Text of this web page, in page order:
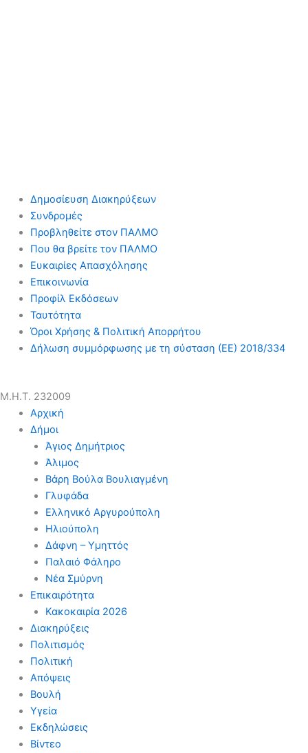
Δημοσίευση Διακηρύξεων
Συνδρομές
Προβληθείτε στον ΠΑΛΜΟ
Που θα βρείτε τον ΠΑΛΜΟ
Ευκαιρίες Απασχόλησης
Επικοινωνία
Προφίλ Εκδόσεων
Ταυτότητα
Όροι Χρήσης & Πολιτική Απορρήτου
Δήλωση συμμόρφωσης με τη σύσταση (ΕΕ) 2018/334
Μ.Η.Τ. 232009
Αρχική
Δήμοι
Άγιος Δημήτριος
Άλιμος
Βάρη Βούλα Βουλιαγμένη
Γλυφάδα
Ελληνικό Αργυρούπολη
Ηλιούπολη
Δάφνη – Υμηττός
Παλαιό Φάληρο
Νέα Σμύρνη
Επικαιρότητα
Κακοκαιρία 2026
Διακηρύξεις
Πολιτισμός
Πολιτική
Απόψεις
Βουλή
Υγεία
Εκδηλώσεις
Βίντεο